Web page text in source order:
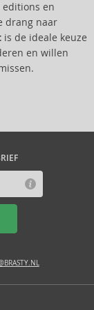
en
drang naar
is de ideale keuze
en willen